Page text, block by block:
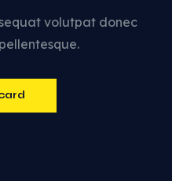
volutpat donec